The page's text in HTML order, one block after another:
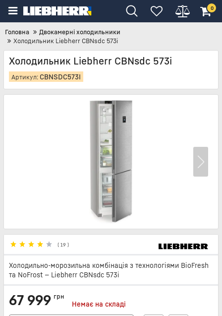
0
Головна
Двокамерні холодильники
Холодильник Liebherr CBNsdc 573i
Холодильник Liebherr CBNsdc 573i
Артикул: CBNSDC573I
( 19 )
Холодильно-морозильна комбінація з технологіями BioFresh
та NoFrost — Liebherr CBNsdc 573i
67 999 грн
Немає на складі